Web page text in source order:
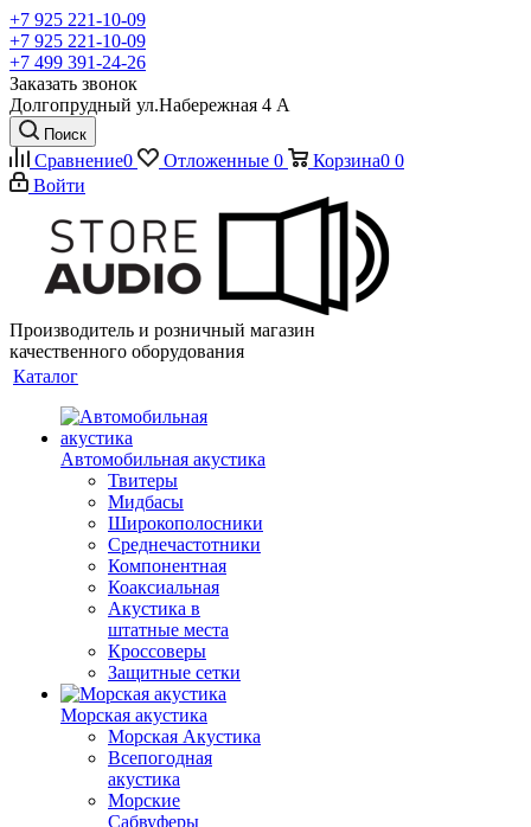
+7 925 221-10-09
+7 925 221-10-09
+7 499 391-24-26
Заказать звонок
Долгопрудный ул.Набережная 4 А
Поиск
Сравнение0 Отложенные 0 Корзина0 0
Войти
Производитель и розничный магазин
качественного оборудования
Каталог
Автомобильная акустика
Твитеры
Мидбасы
Широкополосники
Среднечастотники
Компонентная
Коаксиальная
Акустика в
штатные места
Кроссоверы
Защитные сетки
Морская акустика
Морская Акустика
Всепогодная
акустика
Морские
Сабвуферы